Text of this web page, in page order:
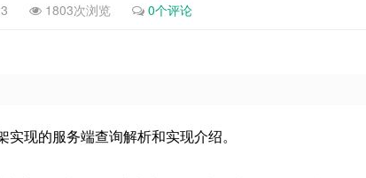
1803次浏览 0个评论
实现的服务端查询解析和实现介绍。